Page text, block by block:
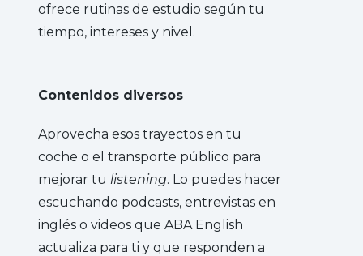
ofrece rutinas de estudio según tu
tiempo, intereses y nivel.
Contenidos diversos
Aprovecha esos trayectos en tu
coche o el transporte público para
mejorar tu listening. Lo puedes hacer
escuchando podcasts, entrevistas en
inglés o videos que ABA English
actualiza para ti y que responden a